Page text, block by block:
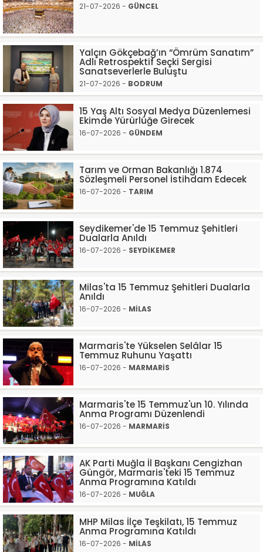
21-07-2026 - GÜNCEL
Yalçın Gökçebağ’ın “Ömrüm Sanatım”
Adlı Retrospektif Seçki Sergisi
Sanatseverlerle Buluştu
21-07-2026 - BODRUM
15 Yaş Altı Sosyal Medya Düzenlemesi
Ekimde Yürürlüğe Girecek
16-07-2026 - GÜNDEM
Tarım ve Orman Bakanlığı 1.874
Sözleşmeli Personel İstihdam Edecek
16-07-2026 - TARIM
Seydikemer'de 15 Temmuz Şehitleri
Dualarla Anıldı
16-07-2026 - SEYDİKEMER
Milas'ta 15 Temmuz Şehitleri Dualarla
Anıldı
16-07-2026 - MİLAS
Marmaris'te Yükselen Selâlar 15
Temmuz Ruhunu Yaşattı
16-07-2026 - MARMARİS
Marmaris'te 15 Temmuz'un 10. Yılında
Anma Programı Düzenlendi
16-07-2026 - MARMARİS
AK Parti Muğla İl Başkanı Cengizhan
Güngör, Marmaris'teki 15 Temmuz
Anma Programına Katıldı
16-07-2026 - MUĞLA
MHP Milas İlçe Teşkilatı, 15 Temmuz
Anma Programına Katıldı
16-07-2026 - MİLAS